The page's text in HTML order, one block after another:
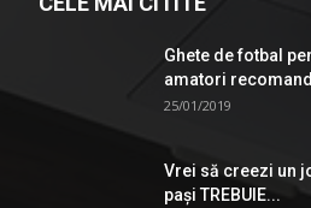
Ghete de fotbal
amatori
25/01/2019
Vrei să creezi un
pași TREBUIE...